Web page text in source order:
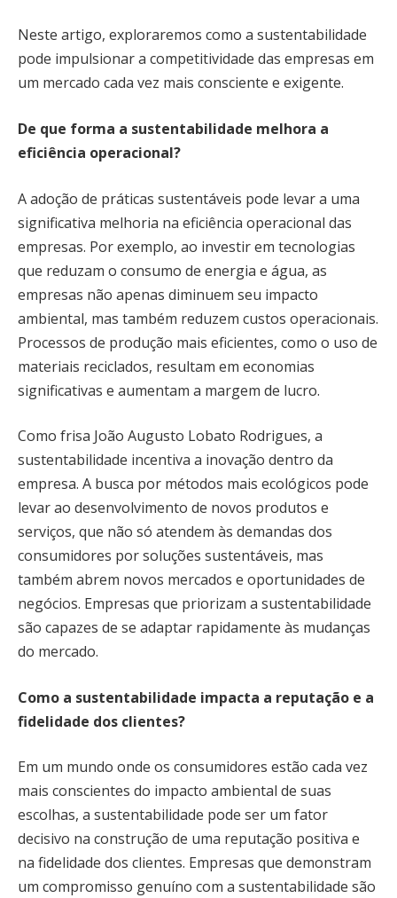
Neste artigo, exploraremos como a sustentabilidade
pode impulsionar a competitividade das empresas em
um mercado cada vez mais consciente e exigente.
De que forma a sustentabilidade melhora a
eficiência operacional?
A adoção de práticas sustentáveis pode levar a uma
significativa melhoria na eficiência operacional das
empresas. Por exemplo, ao investir em tecnologias
que reduzam o consumo de energia e água, as
empresas não apenas diminuem seu impacto
ambiental, mas também reduzem custos operacionais.
Processos de produção mais eficientes, como o uso de
materiais reciclados, resultam em economias
significativas e aumentam a margem de lucro.
Como frisa João Augusto Lobato Rodrigues, a
sustentabilidade incentiva a inovação dentro da
empresa. A busca por métodos mais ecológicos pode
levar ao desenvolvimento de novos produtos e
serviços, que não só atendem às demandas dos
consumidores por soluções sustentáveis, mas
também abrem novos mercados e oportunidades de
negócios. Empresas que priorizam a sustentabilidade
são capazes de se adaptar rapidamente às mudanças
do mercado.
Como a sustentabilidade impacta a reputação e a
fidelidade dos clientes?
Em um mundo onde os consumidores estão cada vez
mais conscientes do impacto ambiental de suas
escolhas, a sustentabilidade pode ser um fator
decisivo na construção de uma reputação positiva e
na fidelidade dos clientes. Empresas que demonstram
um compromisso genuíno com a sustentabilidade são